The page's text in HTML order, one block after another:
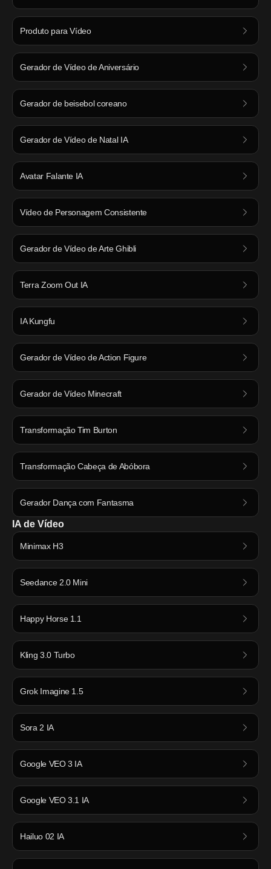
Produto para Vídeo
Gerador de Vídeo de Aniversário
Gerador de beisebol coreano
Gerador de Vídeo de Natal IA
Avatar Falante IA
Vídeo de Personagem Consistente
Gerador de Vídeo de Arte Ghibli
Terra Zoom Out IA
IA Kungfu
Gerador de Vídeo de Action Figure
Gerador de Vídeo Minecraft
Transformação Tim Burton
Transformação Cabeça de Abóbora
Gerador Dança com Fantasma
IA de Vídeo
Minimax H3
Seedance 2.0 Mini
Happy Horse 1.1
Kling 3.0 Turbo
Grok Imagine 1.5
Sora 2 IA
Google VEO 3 IA
Google VEO 3.1 IA
Hailuo 02 IA